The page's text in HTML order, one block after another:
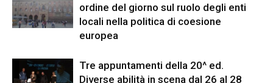
ordine del giorno sul ruolo degli enti
locali nella politica di coesione
europea
Tre appuntamenti della 20^ ed.
Diverse abilità in scena dal 26 al 28